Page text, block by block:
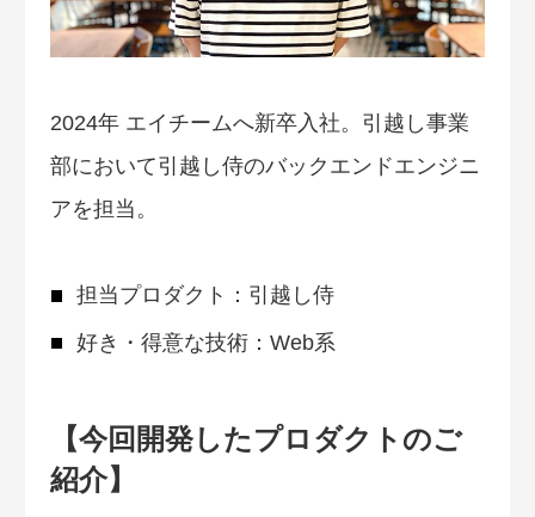
2024年 エイチームへ新卒入社。引越し事業
部において引越し侍のバックエンドエンジニ
アを担当。
担当プロダクト：引越し侍
好き・得意な技術：Web系
【今回開発したプロダクトのご
紹介】